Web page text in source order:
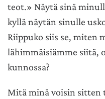
teot.» Näytä sinä
kyllä näytän sinulle
Riippuko siis se, miten
lähimmäisiämme siitä,
kunnossa?
Mitä minä voisin sitten